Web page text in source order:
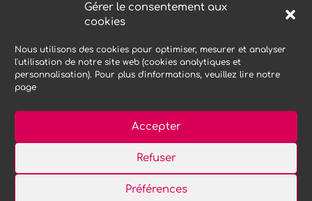
Gérer le consentement aux
cookies
Nous utilisons des cookies pour optimiser, mesurer et analyser
l'utilisation de notre site web (cookies analytiques et
personnalisation). Pour plus d'informations, veuillez lire notre
page
Accepter
Refuser
Préférences
RECHERCHER SUR LE SITE
Search Button
NEWSLETTER